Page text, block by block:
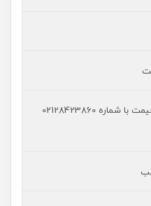
قبل از خرید برای موجودی و قیمت با شماره 02128423860